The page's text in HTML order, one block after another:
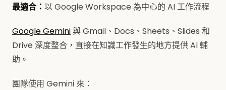
最適合： 以 Google Workspace 為中心的 AI 工作流程
Google Gemini與 Gmail、Docs、Sheets、Slides 和
Drive 深度整合，直接在知識工作發生的地方提供 AI 輔
助。
團隊使用 Gemini 來：